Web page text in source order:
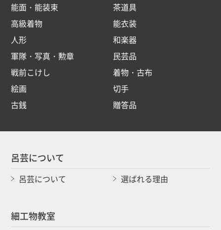
能面・能装束
茶道具
高級着物
能衣装
人形
和楽器
軍隊・写真・勲章
民芸品
戦前こけし
着物・古布
絵画
切手
古銭
贈答品
呂芸について
呂芸について 選ばれる理由
細工物教室